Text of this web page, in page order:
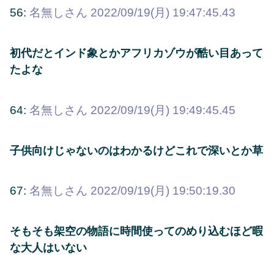
56: 名無しさん 2022/09/19(月) 19:47:45.43
初代だとインド象とかアフリカゾウが酷い目あって
たよな
64: 名無しさん 2022/09/19(月) 19:49:45.45
子供向けじゃないのはわかるけどこれで深いとか草
67: 名無しさん 2022/09/19(月) 19:50:19.30
そもそも架空の物語に時間使ってのめり込むほど暇
な大人はいない